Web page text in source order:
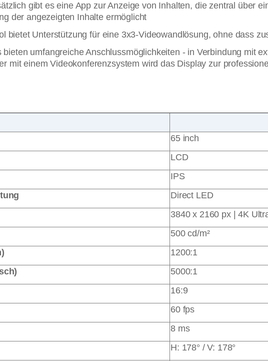
gibt es eine App zur Anzeige von Inhalten, die zentral über
der angezeigten Inhalte ermöglicht
bietet Unterstützung für eine 3x3-Videowandlösung, ohne dass
umfangreiche Anschlussmöglichkeiten - in Verbindung mit
mit einem Videokonferenzsystem wird das Display zur
65 inch
LCD
IPS
Direct LED
3840 x 2160 px | 4K
500 cd/m²
1200:1
5000:1
16:9
60 fps
8 ms
H: 178° / V: 178°